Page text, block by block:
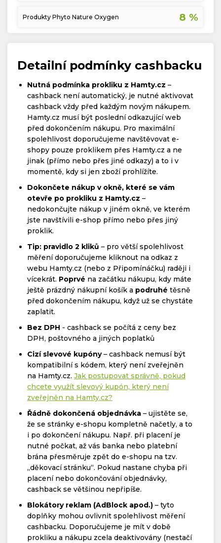
Produkty Phyto Nature Oxygen 8 %
Detailní podmínky cashbacku
Nutná podmínka prokliku z Hamty.cz –
cashback není automatický, je nutné aktivovat
cashback vždy před každým novým nákupem.
Hamty.cz musí být poslední odkazující web
před dokončením nákupu. Pro maximální
spolehlivost doporučujeme navštěvovat e-
shopy pouze proklikem přes Hamty.cz a ne
jinak (přímo nebo přes jiné odkazy) a to i v
momentě, kdy si jen zboží prohlížíte.
Dokončete nákup v okně, které se vám
otevře po prokliku z Hamty.cz –
nedokončujte nákup v jiném okně, ve kterém
jste navštívili e-shop přímo nebo přes jiný
proklik.
Tip: pravidlo 2 kliků – pro větší spolehlivost
měření doporučujeme kliknout na odkaz z
webu Hamty.cz (nebo z Připomínáčku) raději i
vícekrát. Poprvé na začátku nákupu, kdy máte
ještě prázdný nákupní košík a podruhé těsně
před dokončením nákupu, když už se chystáte
zaplatit.
Bez DPH - cashback se počítá z ceny bez
DPH, poštovného a jiných poplatků
Cizí slevové kupóny– cashback nemusí být
kompatibilní s kódem, který není zveřejněn
na Hamty.cz. Jak postupovat správně, pokud
chcete využít slevový kupón, který není
zveřejněn na Hamty.cz?
Řádně dokončená objednávka – ujistěte se,
že se stránky e-shopu kompletně načetly, a to
i po dokončení nákupu. Např. při placení je
nutné počkat, až vás banka nebo platební
brána přesměruje zpět do e-shopu na tzv.
„děkovací stránku“. Pokud nastane chyba při
placení nebo dokončování objednávky,
cashback se většinou nepřipíše.
Blokátory reklam (AdBlock apod.) – tyto
doplňky mohou ovlivnit spolehlivost měření
cashbacku. Doporučujeme je mít v době
prokliku a nákupu zcela deaktivovány (nestačí